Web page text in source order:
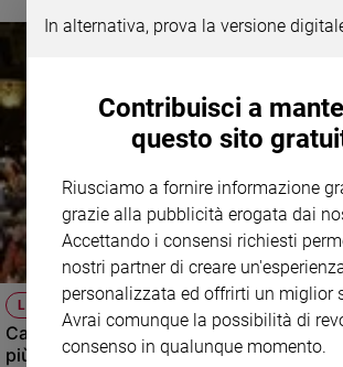
LA FINE DEL 2016
Capodanno: cenone in casa, ma
più
In alternativa, prova la versione
Contribuisci a
questo sito
Riusciamo a fornire informazione
grazie alla pubblicità erogata dai
Accettando i consensi richiesti
nostri partner di creare
personalizzata ed offrirti un miglior
Avrai comunque la possibilità di
consenso in qualunque momento.